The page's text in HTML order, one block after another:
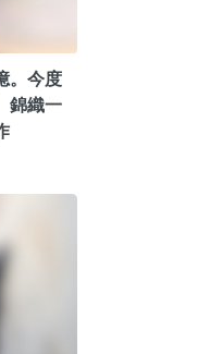
。今度
錦織一